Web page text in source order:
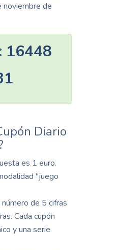
de
16448
Diario
es 1 euro.
"juego
de 5 cifras
Cada cupón
y una serie